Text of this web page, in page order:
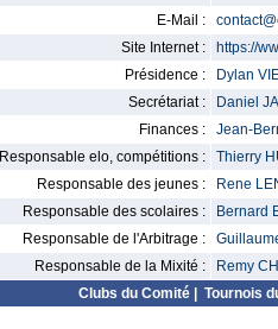
E-Mail :
Site Internet :
https://
Présidence :
Dylan
Secrétariat :
Daniel
Finances :
Jean-
Responsable elo, compétitions :
Thierry
Responsable des jeunes :
Rene
Responsable des scolaires :
Bernard
Responsable de l'Arbitrage :
Responsable de la Mixité :
Remy
Clubs du Comité| Tournois